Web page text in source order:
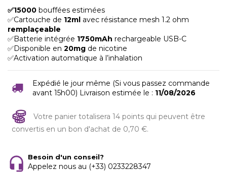
✅15000 bouffées estimées
✅Cartouche de 12ml avec résistance mesh 1.2 ohm
remplaçeable
✅Batterie intégrée 1750mAh rechargeable USB-C
✅Disponible en 20mg de nicotine
✅Activation automatique à l’inhalation
Expédié le jour même (Si vous passez commande
avant 15h00) Livraison estimée le : 11/08/2026
Votre panier totalisera 14 points qui peuvent être
convertis en un bon d'achat de 0,70 €.
Besoin d'un conseil?
Appelez nous au (+33) 0233228347